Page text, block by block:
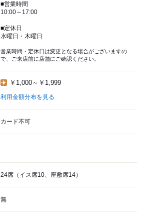
■営業時間
10:00～17:00
■定休日
水曜日・木曜日
営業時間・定休日は変更となる場合がございますの
で、ご来店前に店舗にご確認ください。
￥1,000～￥1,999
利用金額分布を見る
カード不可
24席（イス席10、座敷席14）
無